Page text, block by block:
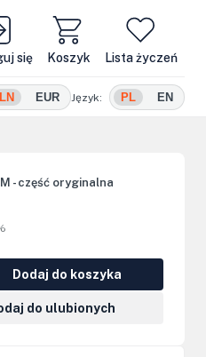
Koszyk
się
Lista życzeń
EUR Język: PL EN
- część oryginalna
Dodaj do koszyka
do ulubionych